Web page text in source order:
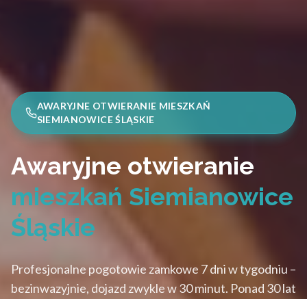
AWARYJNE OTWIERANIE MIESZKAŃ
SIEMIANOWICE ŚLĄSKIE
Awaryjne otwieranie
mieszkań Siemianowice
Śląskie
Profesjonalne pogotowie zamkowe 7 dni w tygodniu –
bezinwazyjnie, dojazd zwykle w 30 minut. Ponad 30 lat